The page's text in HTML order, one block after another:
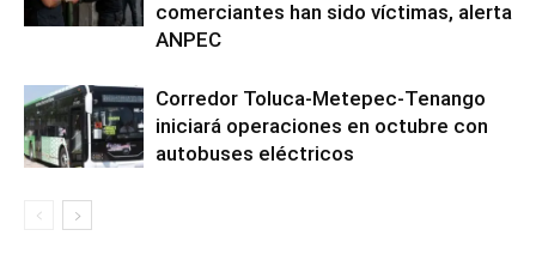
comerciantes han sido víctimas, alerta
ANPEC
Corredor Toluca-Metepec-Tenango
iniciará operaciones en octubre con
autobuses eléctricos